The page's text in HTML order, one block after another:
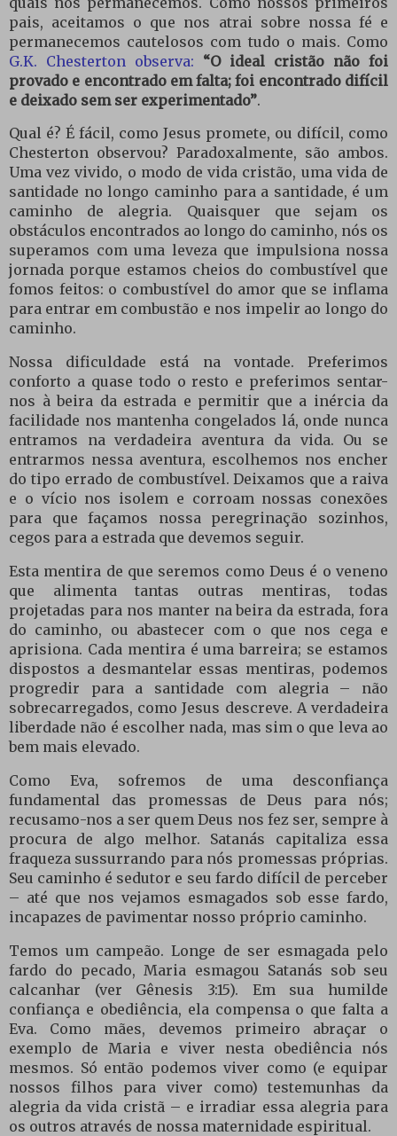
pais, aceitamos o que nos atrai sobre nossa fé e
permanecemos cautelosos com tudo o mais. Como
G.K. Chesterton observa: “O ideal cristão não foi
provado e encontrado em falta; foi encontrado difícil
e deixado sem ser experimentado”.
Qual é? É fácil, como Jesus promete, ou difícil, como
Chesterton observou? Paradoxalmente, são ambos.
Uma vez vivido, o modo de vida cristão, uma vida de
santidade no longo caminho para a santidade, é um
caminho de alegria. Quaisquer que sejam os
obstáculos encontrados ao longo do caminho, nós os
superamos com uma leveza que impulsiona nossa
jornada porque estamos cheios do combustível que
fomos feitos: o combustível do amor que se inflama
para entrar em combustão e nos impelir ao longo do
caminho.
Nossa dificuldade está na vontade. Preferimos
conforto a quase todo o resto e preferimos sentar-
nos à beira da estrada e permitir que a inércia da
facilidade nos mantenha congelados lá, onde nunca
entramos na verdadeira aventura da vida. Ou se
entrarmos nessa aventura, escolhemos nos encher
do tipo errado de combustível. Deixamos que a raiva
e o vício nos isolem e corroam nossas conexões
para que façamos nossa peregrinação sozinhos,
cegos para a estrada que devemos seguir.
Esta mentira de que seremos como Deus é o veneno
que alimenta tantas outras mentiras, todas
projetadas para nos manter na beira da estrada, fora
do caminho, ou abastecer com o que nos cega e
aprisiona. Cada mentira é uma barreira; se estamos
dispostos a desmantelar essas mentiras, podemos
progredir para a santidade com alegria – não
sobrecarregados, como Jesus descreve. A verdadeira
liberdade não é escolher nada, mas sim o que leva ao
bem mais elevado.
Como Eva, sofremos de uma desconfiança
fundamental das promessas de Deus para nós;
recusamo-nos a ser quem Deus nos fez ser, sempre à
procura de algo melhor. Satanás capitaliza essa
fraqueza sussurrando para nós promessas próprias.
Seu caminho é sedutor e seu fardo difícil de perceber
– até que nos vejamos esmagados sob esse fardo,
incapazes de pavimentar nosso próprio caminho.
Temos um campeão. Longe de ser esmagada pelo
fardo do pecado, Maria esmagou Satanás sob seu
calcanhar (ver Gênesis 3:15). Em sua humilde
confiança e obediência, ela compensa o que falta a
Eva. Como mães, devemos primeiro abraçar o
exemplo de Maria e viver nesta obediência nós
mesmos. Só então podemos viver como (e equipar
nossos filhos para viver como) testemunhas da
alegria da vida cristã – e irradiar essa alegria para
os outros através de nossa maternidade espiritual.